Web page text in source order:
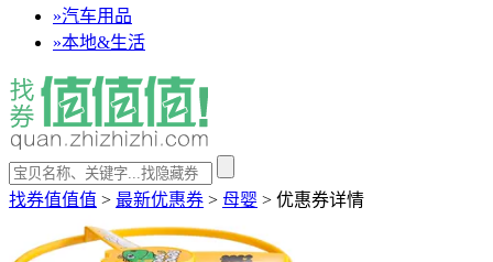
»汽车用品
»本地&生活
找券值值值 > 最新优惠券 > 母婴 > 优惠券详情